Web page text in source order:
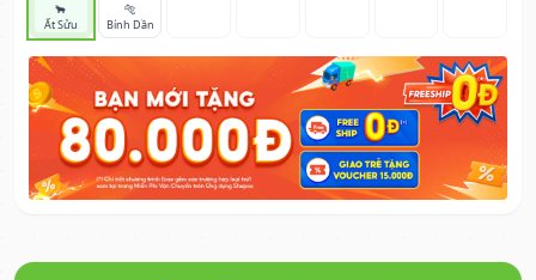
🐂
Ất Sửu
🐅
Bính Dần